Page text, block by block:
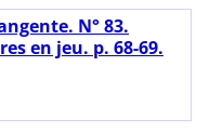
N° 83.
en jeu. p. 68-69.